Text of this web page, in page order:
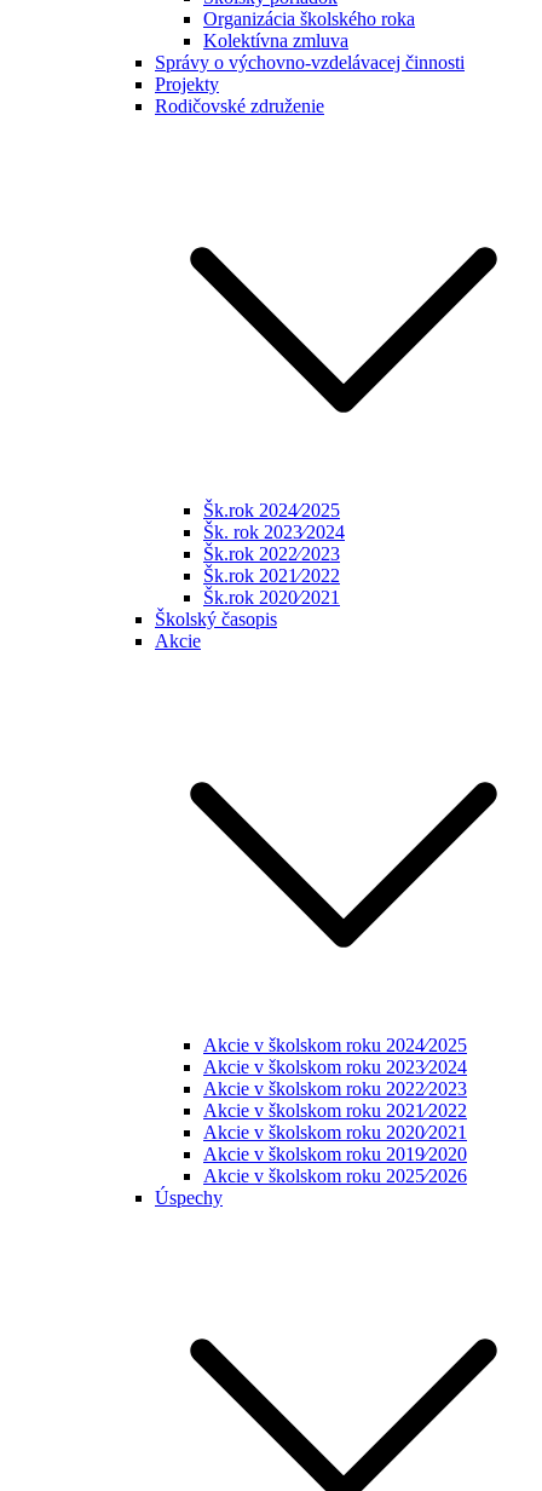
Organizácia školského roka
Kolektívna zmluva
Správy o výchovno-vzdelávacej činnosti
Projekty
Rodičovské združenie
Šk.rok 2024⁄2025
Šk. rok 2023⁄2024
Šk.rok 2022⁄2023
Šk.rok 2021⁄2022
Šk.rok 2020⁄2021
Školský časopis
Akcie
Akcie v školskom roku 2024⁄2025
Akcie v školskom roku 2023⁄2024
Akcie v školskom roku 2022⁄2023
Akcie v školskom roku 2021⁄2022
Akcie v školskom roku 2020⁄2021
Akcie v školskom roku 2019⁄2020
Akcie v školskom roku 2025⁄2026
Úspechy